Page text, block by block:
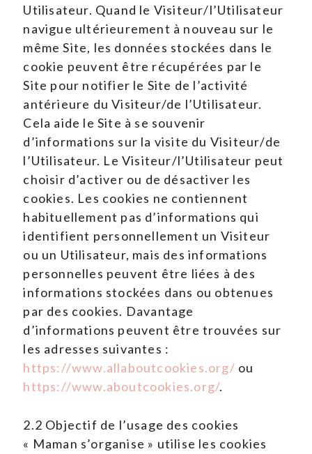
Utilisateur. Quand le Visiteur/l’Utilisateur
navigue ultérieurement à nouveau sur le
même Site, les données stockées dans le
cookie peuvent être récupérées par le
Site pour notifier le Site de l’activité
antérieure du Visiteur/de l’Utilisateur.
Cela aide le Site à se souvenir
d’informations sur la visite du Visiteur/de
l’Utilisateur. Le Visiteur/l’Utilisateur peut
choisir d’activer ou de désactiver les
cookies. Les cookies ne contiennent
habituellement pas d’informations qui
identifient personnellement un Visiteur
ou un Utilisateur, mais des informations
personnelles peuvent être liées à des
informations stockées dans ou obtenues
par des cookies. Davantage
d’informations peuvent être trouvées sur
les adresses suivantes :
https://www.allaboutcookies.org/ ou
https://www.aboutcookies.org/.
2.2 Objectif de l’usage des cookies
« Maman s’organise » utilise les cookies